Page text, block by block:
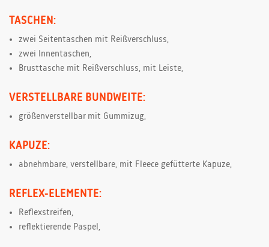
TASCHEN:
zwei Seitentaschen mit Reißverschluss,
zwei Innentaschen,
Brusttasche mit Reißverschluss, mit Leiste,
VERSTELLBARE BUNDWEITE:
größenverstellbar mit Gummizug,
KAPUZE:
abnehmbare, verstellbare, mit Fleece gefütterte Kapuze,
REFLEX-ELEMENTE:
Reflexstreifen,
reflektierende Paspel,